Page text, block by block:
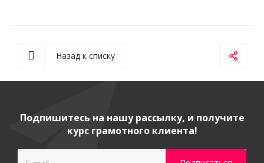
Назад к списку
Подпишитесь на нашу рассылку, и получите
курс грамотного клиента!